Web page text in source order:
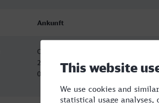
Ankunft
Ostbahnhof, Ratingen
20.08.26
09:31